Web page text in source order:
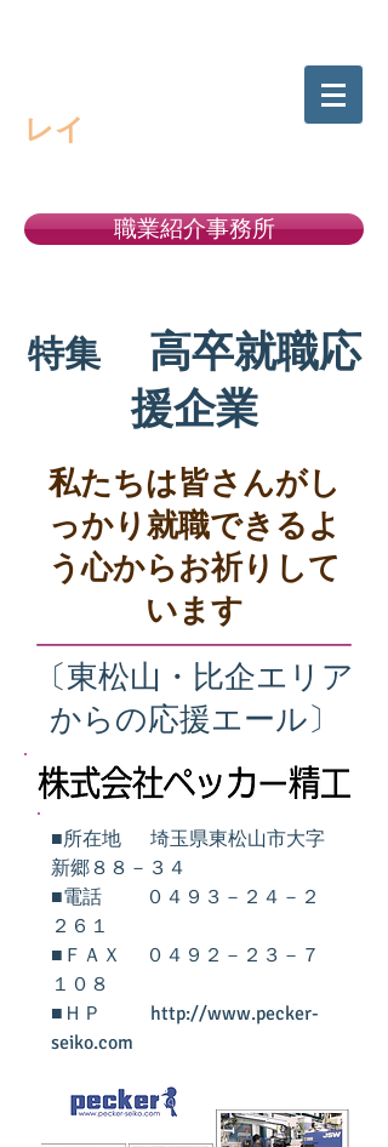
レイ
職業紹介事務所
特集
高卒就職応
援企業
私たちは皆さんがし
っかり就職できるよ
う心からお祈りして
います
〔東松山・比企エリア
からの応援エール〕
■所在地 埼玉県東松山市大字
新郷８８－３４
■電話 ０４９３－２４－２
２６１
■ＦＡＸ ０４９２－２３－７
１０８
■ＨＰ http://www.pecker-
seiko.com